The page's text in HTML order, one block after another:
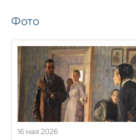
Фото
16 мая 2026